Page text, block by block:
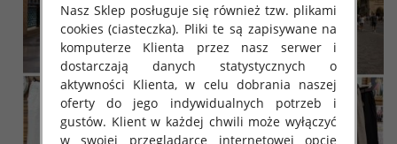
Nasz Sklep posługuje się również tzw. plikami
cookies (ciasteczka). Pliki te są zapisywane na
komputerze Klienta przez nasz serwer i
dostarczają danych statystycznych o
aktywności Klienta, w celu dobrania naszej
oferty do jego indywidualnych potrzeb i
gustów. Klient w każdej chwili może wyłączyć
w swojej przeglądarce internetowej opcję